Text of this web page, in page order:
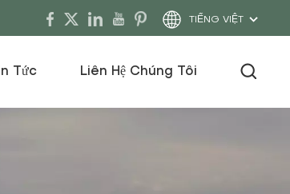
TIẾNG VIỆT
Tức Liên Hệ Chúng Tôi